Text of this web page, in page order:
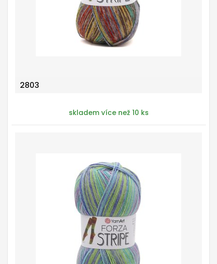
2803
skladem více než 10 ks